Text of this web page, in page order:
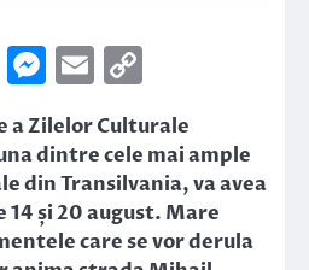
LinkedIn
Messenger
Email
Link
a Zilelor Culturale
dintre cele mai ample
din Transilvania, va avea
14 și 20 august. Mare
care se vor derula